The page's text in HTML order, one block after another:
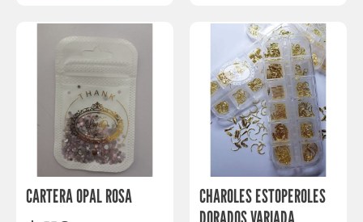
CARTERA OPAL ROSA
CHAROLES ESTOPEROLES
DORADOS VARIADA